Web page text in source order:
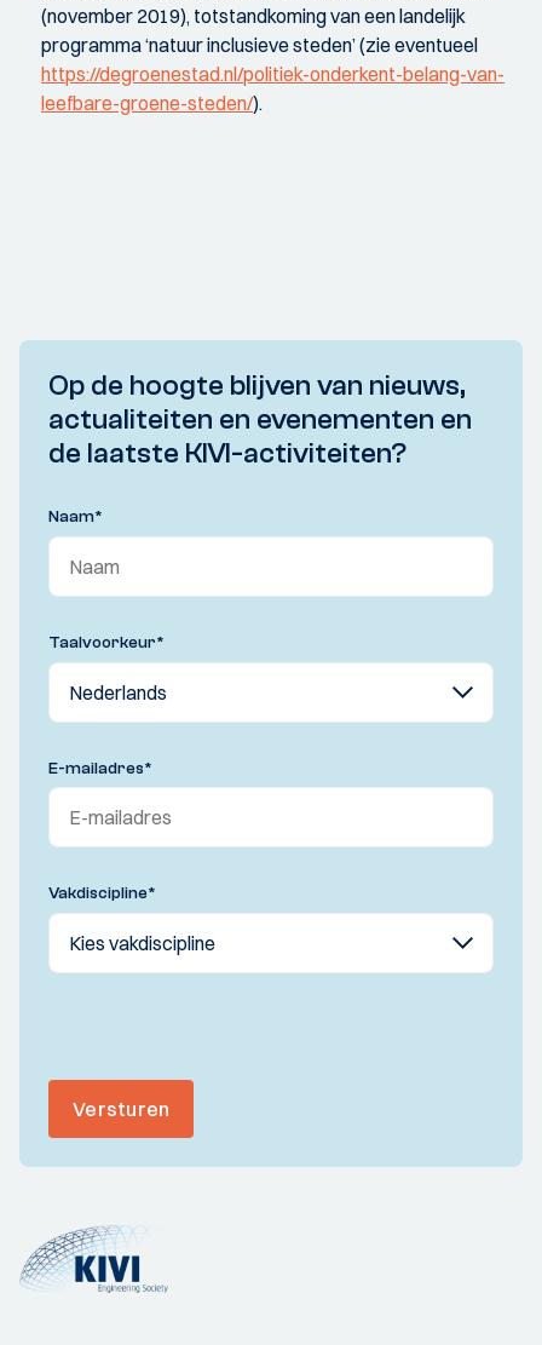
(november 2019), totstandkoming van een landelijk
programma ‘natuur inclusieve steden’ (zie eventueel
https://degroenestad.nl/politiek-onderkent-belang-van-
leefbare-groene-steden/).
Op de hoogte blijven van nieuws,
actualiteiten en evenementen en
de laatste KIVI-activiteiten?
Naam*
Taalvoorkeur*
E-mailadres*
Vakdiscipline*
Versturen